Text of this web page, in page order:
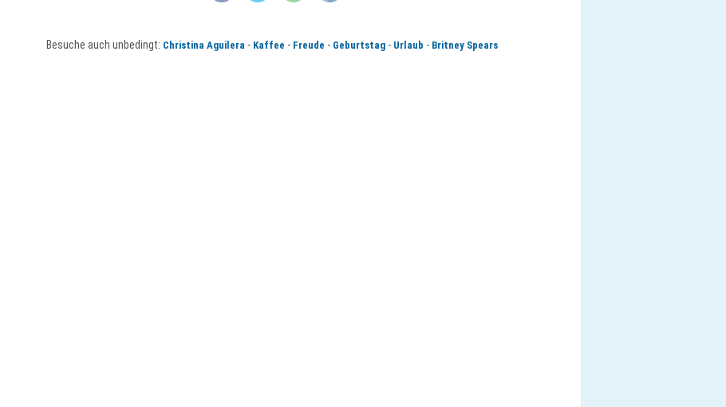
Besuche auch unbedingt: Christina Aguilera - Kaffee - Freude - Geburtstag- Urlaub - Britney Spears